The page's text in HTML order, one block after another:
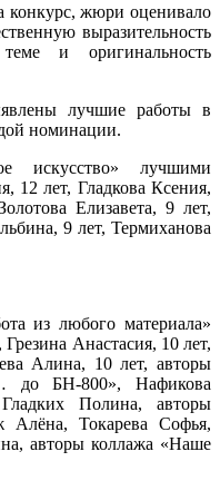
конкурс, жюри оценивало
выразительность
и оригинальность
лучшие работы в
номинации.
искусство» лучшими
12 лет, Гладкова Ксения,
Елизавета, 9 лет,
9 лет, Термиханова
из любого материала»
Анастасия, 10 лет,
Алина, 10 лет, авторы
до БН-800», Нафикова
Полина, авторы
Токарева Софья,
авторы коллажа «Наше